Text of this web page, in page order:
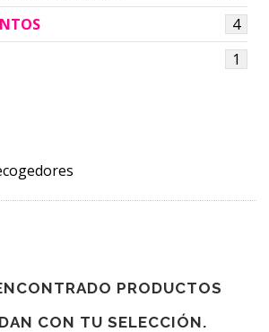
4
1
PRODUCTOS
CON TU SELECCIÓN.